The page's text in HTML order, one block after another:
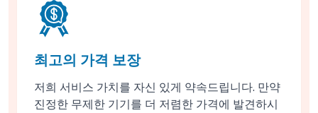
최고의 가격 보장
저희 서비스 가치를 자신 있게 약속드립니다. 만약
진정한 무제한 기기를 더 저렴한 가격에 발견하시